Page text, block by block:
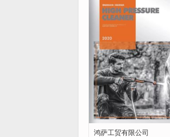
鸿萨工贸有限公司